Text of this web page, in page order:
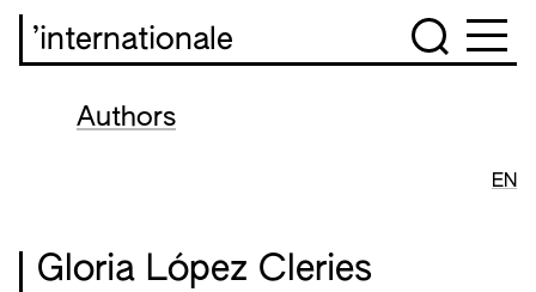
’internationale
Authors
EN
Gloria López Cleries